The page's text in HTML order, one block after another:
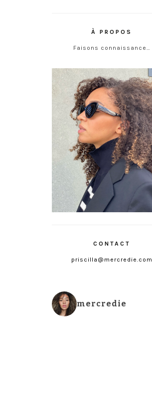
À PROPOS
Faisons connaissance…
CONTACT
priscilla@mercredie.com
mercredie